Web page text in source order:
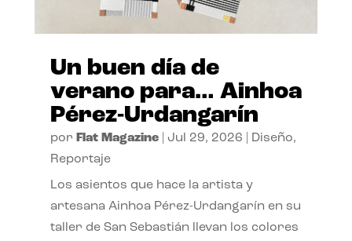
Un buen día de
verano para… Ainhoa
Pérez-Urdangarín
por Flat Magazine| Jul 29, 2026 Diseño,
Reportaje
Los asientos que hace la artista y
artesana Ainhoa Pérez-Urdangarín en su
taller de San Sebastián llevan los colores